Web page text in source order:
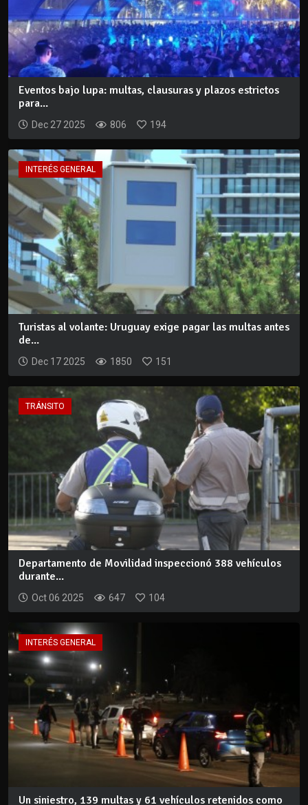
Eventos bajo lupa: multas, clausuras y plazos estrictos
para...
Dec 27 2025 806 194
INTERÉS GENERAL
Turistas al volante: Uruguay exige pagar las multas antes
de...
Dec 17 2025 1850 151
TRÁNSITO
Departamento de Movilidad inspeccionó 388 vehículos
durante...
Oct 06 2025 647 104
INTERÉS GENERAL
Un siniestro, 139 multas y 61 vehículos retenidos como